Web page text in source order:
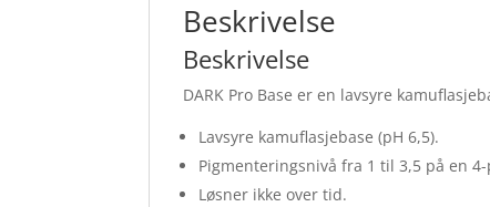
Beskrivelse
Beskrivelse
DARK Pro Base er en lavsyre
Lavsyre kamuflasjebase (pH 6,5).
Pigmenteringsnivå fra 1 til 3,5 på en
Løsner ikke over tid.